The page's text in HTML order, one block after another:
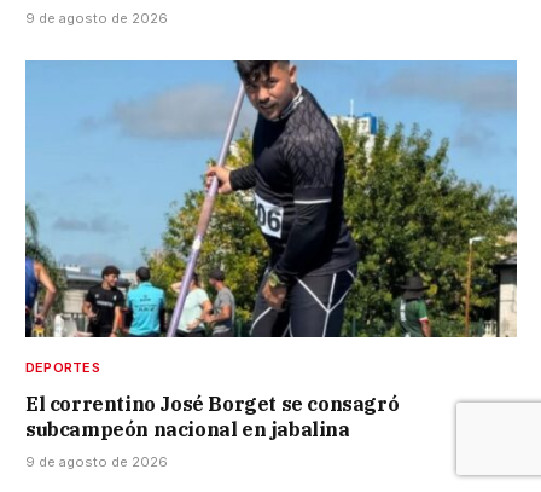
9 de agosto de 2026
DEPORTES
El correntino José Borget se consagró
subcampeón nacional en jabalina
9 de agosto de 2026